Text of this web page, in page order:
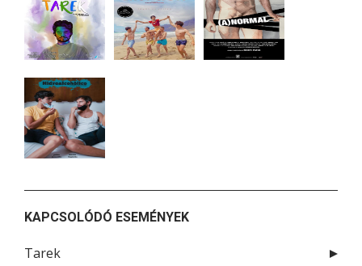
KAPCSOLÓDÓ ESEMÉNYEK
Tarek